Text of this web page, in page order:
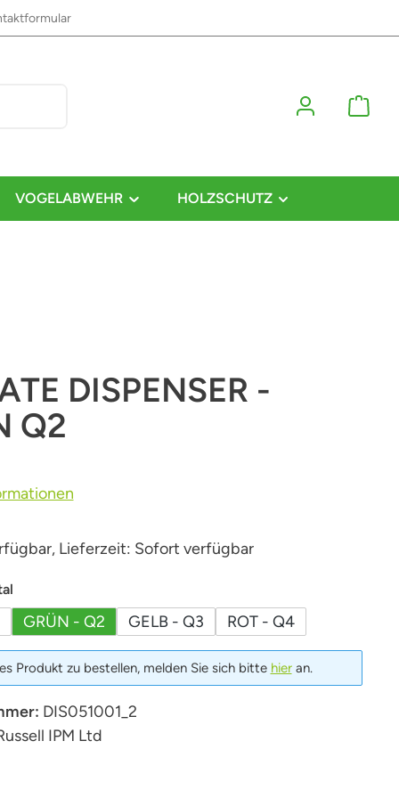
VOGELABWEHR HOLZSCHUTZ
DISPENSER -
Q2
Lieferzeit: Sofort verfügbar
auswählen
GRÜN - Q2 GELB - Q3 ROT - Q4
Produkt zu bestellen, melden Sie sich bitte hieran.
DIS051001_2
IPM Ltd